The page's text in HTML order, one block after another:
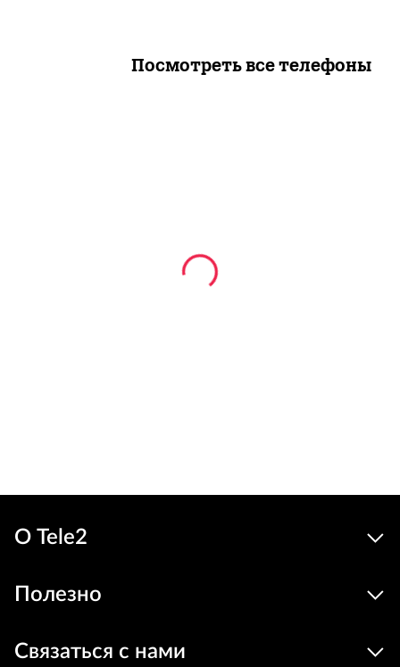
Посмотреть все телефоны
О Tele2
Полезно
Связаться с нами